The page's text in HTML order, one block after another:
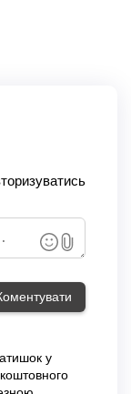
вставте дюбеля.
сторони
зафіксуйте
підвіконня.